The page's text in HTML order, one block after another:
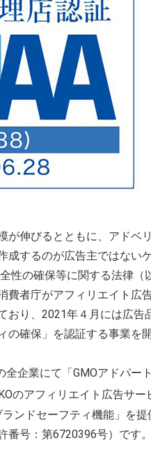
伸びるとともに、アドベ
するのが広告主ではない
の確保等に関する法律
者庁がアフィリエイト広
り、2021年４月には広告
確保」を認証する事業
企業にて「GMOアドパ
のアフィリエイト広告サー
ランドセーフティ機能」を
号：第6720396号）で